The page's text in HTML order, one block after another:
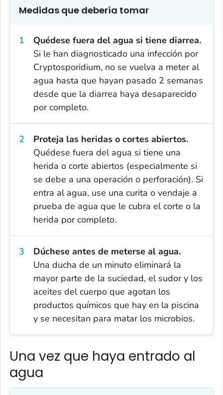
Medidas que debería tomar
Quédese fuera del agua si tiene diarrea.
Si le han diagnosticado una infección por
Cryptosporidium, no se vuelva a meter al
agua hasta que hayan pasado 2 semanas
desde que la diarrea haya desaparecido
por completo.
Proteja las heridas o cortes abiertos.
Quédese fuera del agua si tiene una
herida o corte abiertos (especialmente si
se debe a una operación o perforación). Si
entra al agua, use una curita o vendaje a
prueba de agua que le cubra el corte o la
herida por completo.
Dúchese antes de meterse al agua.
Una ducha de un minuto eliminará la
mayor parte de la suciedad, el sudor y los
aceites del cuerpo que agotan los
productos químicos que hay en la piscina
y se necesitan para matar los microbios.
Una vez que haya entrado al
agua